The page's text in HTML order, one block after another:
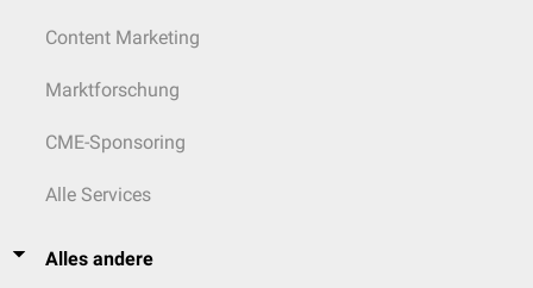
Content Marketing
Marktforschung
CME-Sponsoring
Alle Services
Alles andere